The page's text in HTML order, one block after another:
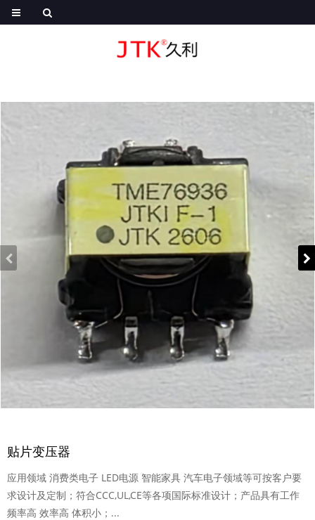
贴片变压器
应用领域 消费类电子 LED电源 智能家具 汽车电子领域等可按客户要
求设计及定制；符合CCC,UL,CE等各项国际标准设计；产品具有工作
频率高 效率高 体积小；...